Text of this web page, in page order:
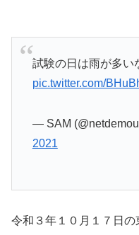
試験の日は雨が多い
pic.twitter.com/
— SAM
2021
令和３年１０月１７日